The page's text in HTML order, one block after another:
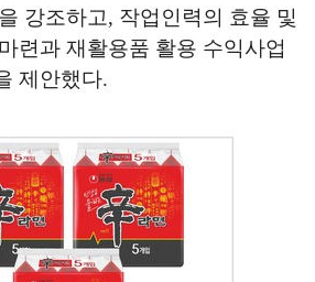
강조하고, 작업인력의 효율 및
련과 재활용품 활용 수익사업
제안했다.